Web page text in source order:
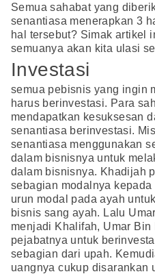
Semua sahabat yang
senantiasa menerapkan 3
hal tersebut? Simak artikel
semuanya akan kita ulasi
Investasi
semua pebisnis yang ingin
harus berinvestasi. Para
mendapatkan kesuksesan
senantiasa berinvestasi.
senantiasa menggunakan
dalam bisnisnya untuk
dalam bisnisnya. Khadijah
sebagian modalnya
urun modal pada ayah
bisnis sang ayah. Lalu
menjadi Khalifah, Umar
pejabatnya untuk
sebagian dari upah.
uangnya cukup disarankan